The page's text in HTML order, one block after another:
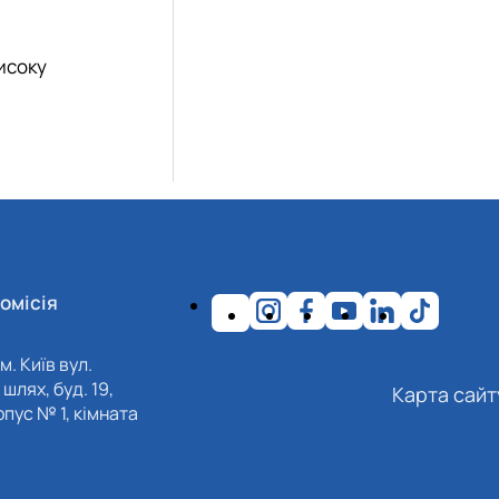
Київ вул.
буд. 19,
№ 1, кімната
Карта